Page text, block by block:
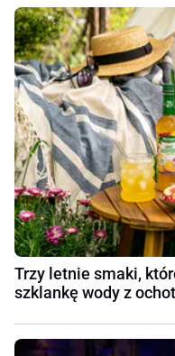
Trzy letnie smaki,
szklankę wody z